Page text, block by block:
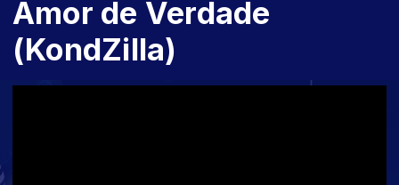
Amor de Verdade
(KondZilla)